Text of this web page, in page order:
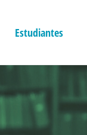
Estudiantes